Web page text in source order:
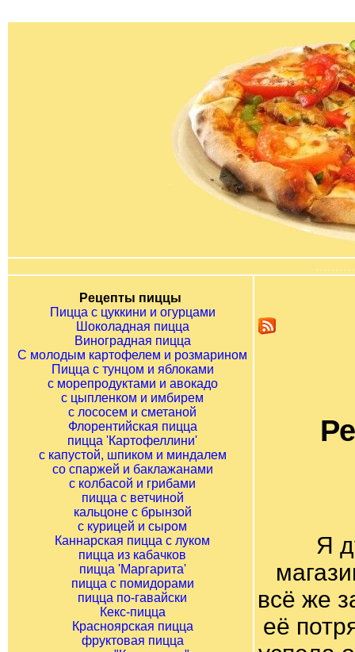
Рецепты пиццы
Пицца с цуккини и огурцами
Шоколадная пицца
Виноградная пицца
С молодым картофелем и розмарином
Пицца с тунцом и яблоками
с морепродуктами и авокадо
с цыпленком и имбирем
с лососем и сметаной
Флорентийская пицца
пицца 'Картофеллини'
с капустой, шпиком и миндалем
со спаржей и баклажанами
с колбасой и грибами
пицца с ветчиной
кальцоне с брынзой
с курицей и сыром
Каннарская пицца с луком
пицца из кабачков
пицца 'Маргарита'
пицца с помидорами
пицца по-гавайски
Кекс-пицца
Красноярская пицца
фруктовая пицца
Я
всё же
её